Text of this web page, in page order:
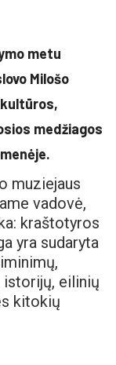
metu
Milošo
medžiagos
muziejaus
vadovė,
kraštotyros
yra sudaryta
istorijų, eilinių
kitokių